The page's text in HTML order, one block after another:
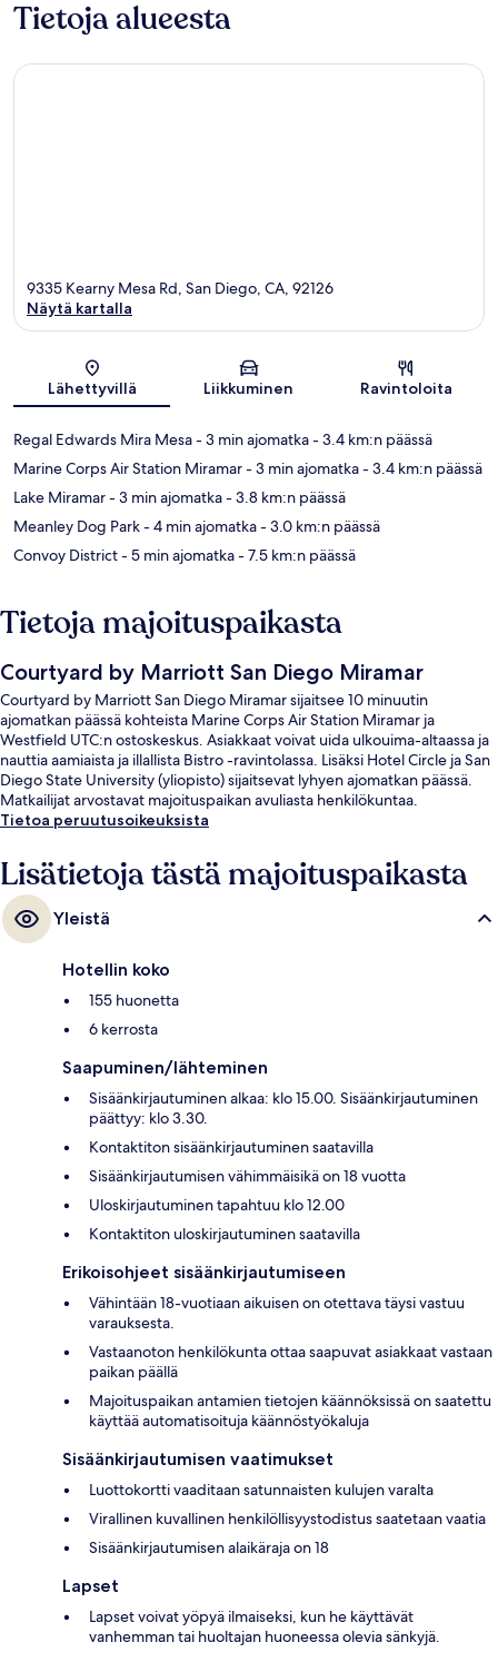
Tietoja alueesta
Kartta
9335 Kearny Mesa Rd, San Diego, CA, 92126
Näytä kartalla
Lähettyvillä Liikkuminen Ravintoloita
Regal Edwards Mira Mesa- 3 min ajomatka- 3.4 km:n päässä
Marine Corps Air Station Miramar- 3 min ajomatka- 3.4 km:n päässä
Lake Miramar- 3 min ajomatka- 3.8 km:n päässä
Meanley Dog Park- 4 min ajomatka- 3.0 km:n päässä
Convoy District- 5 min ajomatka- 7.5 km:n päässä
Tietoja majoituspaikasta
Courtyard by Marriott San Diego Miramar
Courtyard by Marriott San Diego Miramar sijaitsee 10 minuutin
ajomatkan päässä kohteista Marine Corps Air Station Miramar ja
Westfield UTC:n ostoskeskus. Asiakkaat voivat uida ulkouima-altaassa ja
nauttia aamiaista ja illallista Bistro -ravintolassa. Lisäksi Hotel Circle ja San
Diego State University (yliopisto) sijaitsevat lyhyen ajomatkan päässä.
Matkailijat arvostavat majoituspaikan avuliasta henkilökuntaa.
Tietoa peruutusoikeuksista
Lisätietoja tästä majoituspaikasta
Yleistä
Hotellin koko
155 huonetta
6 kerrosta
Saapuminen/lähteminen
Sisäänkirjautuminen alkaa: klo 15.00. Sisäänkirjautuminen
päättyy: klo 3.30.
Kontaktiton sisäänkirjautuminen saatavilla
Sisäänkirjautumisen vähimmäisikä on 18 vuotta
Uloskirjautuminen tapahtuu klo 12.00
Kontaktiton uloskirjautuminen saatavilla
Erikoisohjeet sisäänkirjautumiseen
Vähintään 18-vuotiaan aikuisen on otettava täysi vastuu
varauksesta.
Vastaanoton henkilökunta ottaa saapuvat asiakkaat vastaan
paikan päällä
Majoituspaikan antamien tietojen käännöksissä on saatettu
käyttää automatisoituja käännöstyökaluja
Sisäänkirjautumisen vaatimukset
Luottokortti vaaditaan satunnaisten kulujen varalta
Virallinen kuvallinen henkilöllisyystodistus saatetaan vaatia
Sisäänkirjautumisen alaikäraja on 18
Lapset
Lapset voivat yöpyä ilmaiseksi, kun he käyttävät
vanhemman tai huoltajan huoneessa olevia sänkyjä.